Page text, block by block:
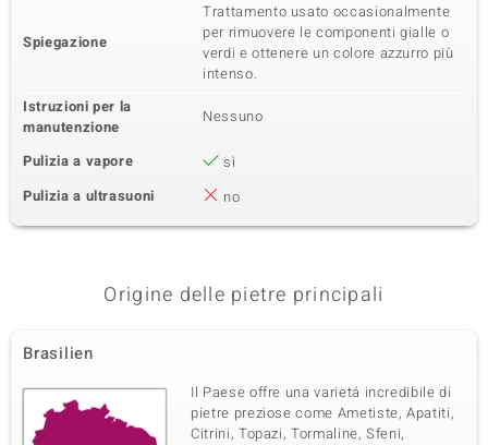
Spiegazione
Trattamento usato occasionalmente
per rimuovere le componenti gialle o
verdi e ottenere un colore azzurro più
intenso.
Istruzioni per la
manutenzione
Nessuno
Pulizia a vapore
sì
Pulizia a ultrasuoni
no
Origine delle pietre principali
Brasilien
Il Paese offre una varietá incredibile di
pietre preziose come Ametiste, Apatiti,
Citrini, Topazi, Tormaline, Sfeni,